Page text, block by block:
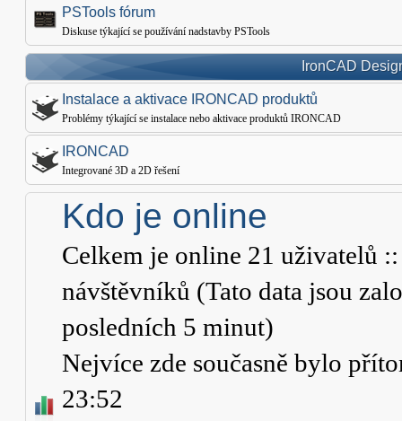
PSTools fórum
Diskuse týkající se používání nadstavby PSTools
IronCAD
Instalace a aktivace IRONCAD produktů
Problémy týkající se instalace nebo aktivace produktů IRONCAD
IRONCAD
Integrované 3D a 2D řešení
Kdo je online
Celkem je online 21 uživatelů
návštěvníků (Tato data jsou
posledních 5 minut)
Nejvíce zde současně bylo
23:52